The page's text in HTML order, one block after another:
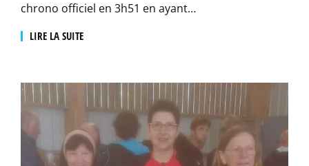
chrono officiel en 3h51 en ayant…
LIRE LA SUITE